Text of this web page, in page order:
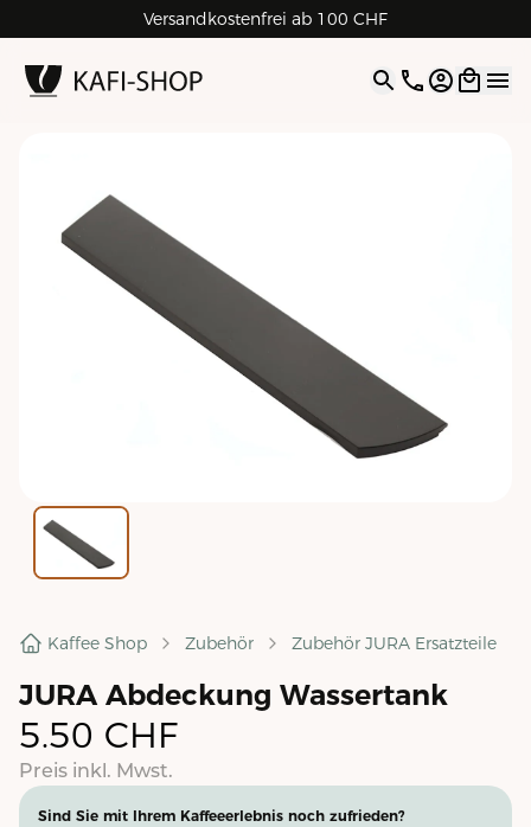
Versandkostenfrei ab 100 CHF
4.9| 5.0 Google
Open
Kaffee Shop Zubehör Zubehör JURA Ersatzteile
JURA Abdeckung Wassertank
5.50 CHF
Preis inkl. Mwst.
Sind Sie mit Ihrem Kaffeeerlebnis noch zufrieden?